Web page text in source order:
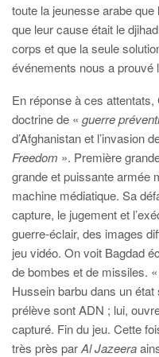
toute la jeunesse arabe que
que leur cause était le
corps et que la seule
événements nous a prouvé
En réponse à ces
doctrine de « guerre
d’Afghanistan et l’invasion
Freedom ». Première
grande et puissante armée
machine médiatique. Sa
capture, le jugement et
guerre-éclair, des images
jeu vidéo. On voit Bagdad
de bombes et de missiles. «
Hussein barbu dans un
prélève sont ADN ; lui,
capturé. Fin du jeu. Cette
très près parAl Jazeera